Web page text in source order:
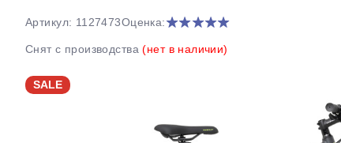
Артикул: 1127473Оценка:
Снят с производства(нет в наличии)
SALE